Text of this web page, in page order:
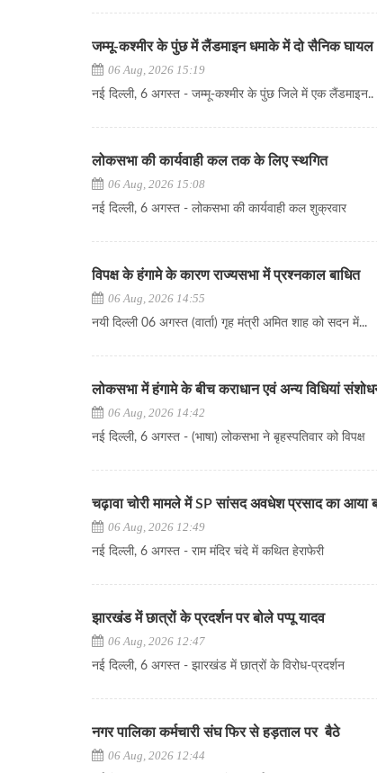
जम्मू-कश्मीर के पुंछ में लैंडमाइन धमाके में दो सैनिक घायल
06 Aug, 2026 15:19
नई दिल्ली, 6 अगस्त - जम्मू-कश्मीर के पुंछ जिले में एक लैंडमाइन..
लोकसभा की कार्यवाही कल तक के लिए स्थगित
06 Aug, 2026 15:08
नई दिल्ली, 6 अगस्त - लोकसभा की कार्यवाही कल शुक्रवार
विपक्ष के हंगामे के कारण राज्यसभा में प्रश्नकाल बाधित
06 Aug, 2026 14:55
नयी दिल्ली 06 अगस्त (वार्ता) गृह मंत्री अमित शाह को सदन में...
लोकसभा में हंगामे के बीच कराधान एवं अन्य विधियां
06 Aug, 2026 14:42
नई दिल्ली, 6 अगस्त - (भाषा) लोकसभा ने बृहस्पतिवार को विपक्ष
चढ़ावा चोरी मामले में SP सांसद अवधेश प्रसाद का आया
06 Aug, 2026 12:49
नई दिल्ली, 6 अगस्त - राम मंदिर चंदे में कथित हेराफेरी
झारखंड में छात्रों के प्रदर्शन पर बोले पप्पू यादव
06 Aug, 2026 12:47
नई दिल्ली, 6 अगस्त - झारखंड में छात्रों के विरोध-प्रदर्शन
नगर पालिका कर्मचारी संघ फिर से हड़ताल पर बैठे
06 Aug, 2026 12:44